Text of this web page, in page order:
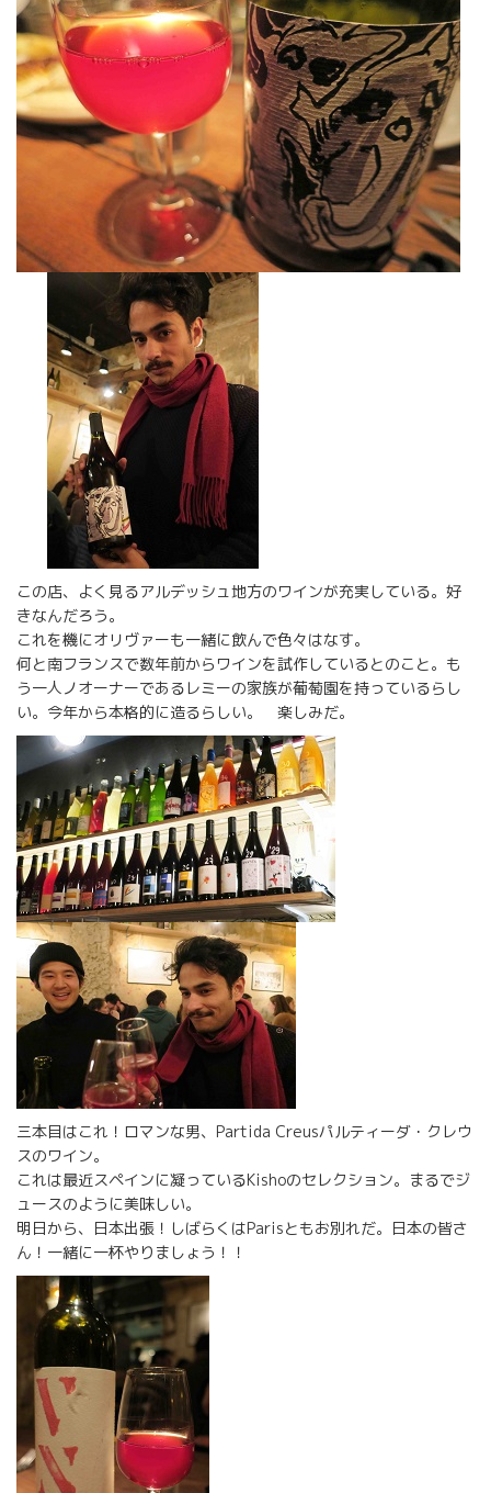
この店、よく見るアルデッシュ地方のワインが充実している。好
きなんだろう。
これを機にオリヴァーも一緒に飲んで色々はなす。
何と南フランスで数年前からワインを試作しているとのこと。も
う一人ノオーナーであるレミーの家族が葡萄園を持っているらし
い。今年から本格的に造るらしい。 楽しみだ。
三本目はこれ！ロマンな男、Partida Creusパルティーダ・クレウ
スのワイン。
これは最近スペインに凝っているKishoのセレクション。まるでジ
ュースのように美味しい。
明日から、日本出張！しばらくはParisともお別れだ。日本の皆さ
ん！一緒に一杯やりましょう！！